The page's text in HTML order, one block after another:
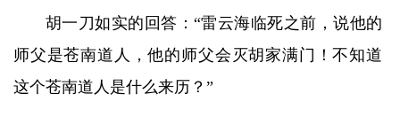
胡一刀如实的回答：“雷云海临死之前，说他的
师父是苍南道人，他的师父会灭胡家满门！不知道
这个苍南道人是什么来历？”